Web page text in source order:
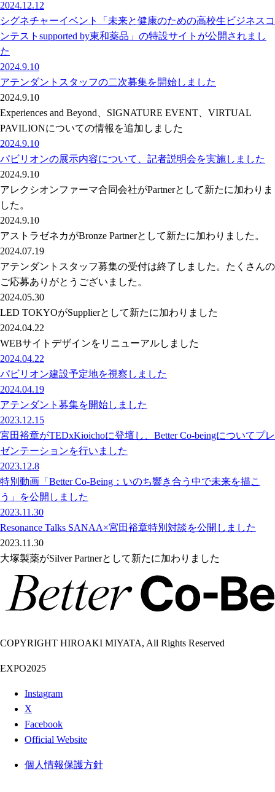
2024.12.12
シグネチャーイベント「未来と健康のための高校生ビジネスコ
ンテストsupported by東和薬品」の特設サイトが公開されまし
た
2024.9.10
アテンダントスタッフの二次募集を開始しました
2024.9.10
Experiences and Beyond、SIGNATURE EVENT、VIRTUAL
PAVILIONについての情報を追加しました
2024.9.10
パビリオンの展示内容について、記者説明会を実施しました
2024.9.10
アレクシオンファーマ合同会社がPartnerとして新たに加わりま
した。
2024.9.10
アストラゼネカがBronze Partnerとして新たに加わりました。
2024.07.19
アテンダントスタッフ募集の受付は終了しました。たくさんの
ご応募ありがとうございました。
2024.05.30
LED TOKYOがSupplierとして新たに加わりました
2024.04.22
WEBサイトデザインをリニューアルしました
2024.04.22
パビリオン建設予定地を視察しました
2024.04.19
アテンダント募集を開始しました
2023.12.15
宮田裕章がTEDxKioichoに登壇し、Better Co-beingについてプレ
ゼンテーションを行いました
2023.12.8
特別動画「Better Co-Being：いのち響き合う中で未来を描こ
う」を公開しました
2023.11.30
Resonance Talks SANAA×宮田裕章特別対談を公開しました
2023.11.30
大塚製薬がSilver Partnerとして新たに加わりました
COPYRIGHT HIROAKI MIYATA, All Rights Reserved
EXPO2025
Instagram
X
Facebook
Official Website
個人情報保護方針